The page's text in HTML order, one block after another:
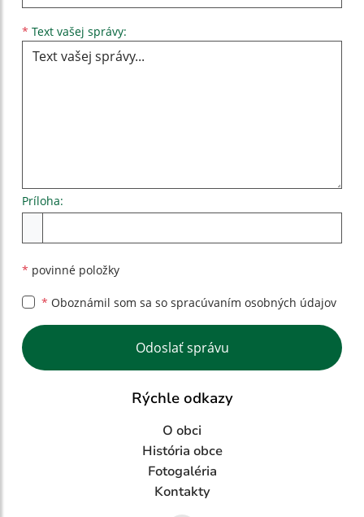
* Text vašej správy:
Príloha:
* povinné položky
* Oboznámil som sa so spracúvaním osobných údajov
Google reCaptcha Response
Odoslať správu
Rýchle odkazy
O obci
História obce
Fotogaléria
Kontakty